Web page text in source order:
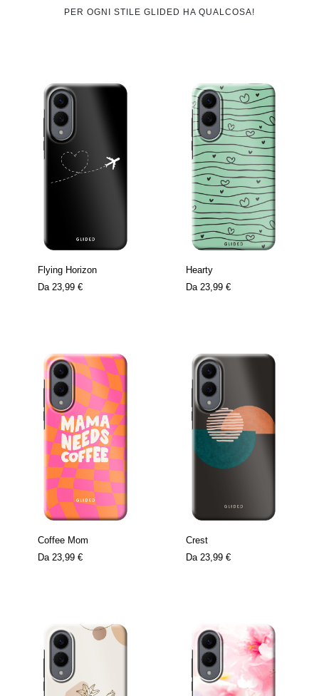
PER OGNI STILE GLIDED HA QUALCOSA!
Flying Horizon
Da 23,99 €
Hearty
Da 23,99 €
Coffee Mom
Da 23,99 €
Crest
Da 23,99 €